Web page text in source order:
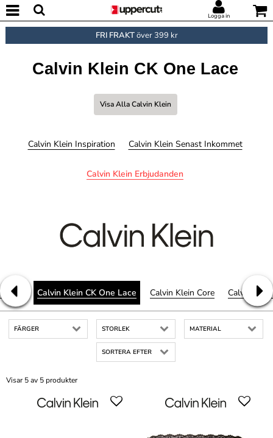
Logga in
FRI FRAKTöver 399 kr
Calvin Klein CK One Lace
Visa Alla Calvin Klein
Calvin Klein Inspiration Calvin Klein Senast Inkommet
Calvin Klein Erbjudanden
One Calvin Klein CK One Lace Calvin Klein Core Calvin
FÄRGER STORLEK MATERIAL
SORTERA EFTER
Visar 5 av 5 produkter